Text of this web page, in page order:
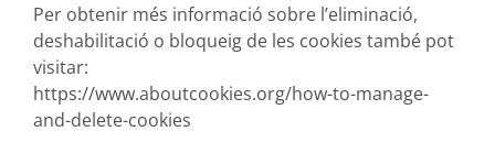
Per obtenir més informació sobre l’eliminació,
deshabilitació o bloqueig de les cookies també pot
visitar:
https://www.aboutcookies.org/how-to-manage-
and-delete-cookies